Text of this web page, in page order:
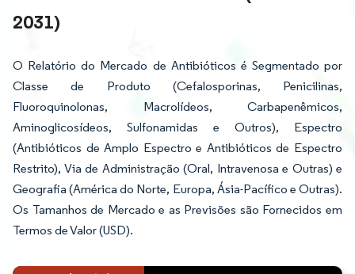
2031)
O Relatório do Mercado de Antibióticos é Segmentado por
Classe de Produto (Cefalosporinas, Penicilinas,
Fluoroquinolonas, Macrolídeos, Carbapenêmicos,
Aminoglicosídeos, Sulfonamidas e Outros), Espectro
(Antibióticos de Amplo Espectro e Antibióticos de Espectro
Restrito), Via de Administração (Oral, Intravenosa e Outras) e
Geografia (América do Norte, Europa, Ásia-Pacífico e Outras).
Os Tamanhos de Mercado e as Previsões são Fornecidos em
Termos de Valor (USD).